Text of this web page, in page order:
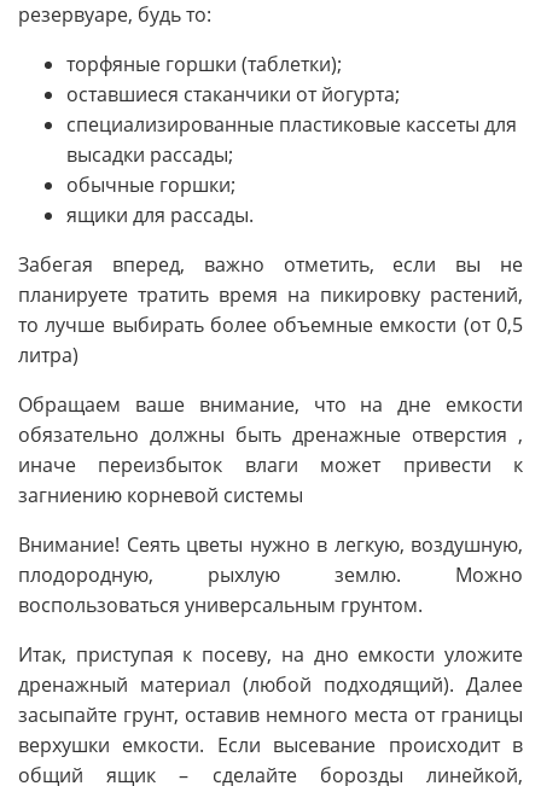
резервуаре, будь то:
торфяные горшки (таблетки);
оставшиеся стаканчики от йогурта;
специализированные пластиковые кассеты для
высадки рассады;
обычные горшки;
ящики для рассады.
Забегая вперед, важно отметить, если вы не
планируете тратить время на пикировку растений,
то лучше выбирать более объемные емкости (от 0,5
литра)
Обращаем ваше внимание, что на дне емкости
обязательно должны быть дренажные отверстия ,
иначе переизбыток влаги может привести к
загниению корневой системы
Внимание! Сеять цветы нужно в легкую, воздушную,
плодородную, рыхлую землю. Можно
воспользоваться универсальным грунтом.
Итак, приступая к посеву, на дно емкости уложите
дренажный материал (любой подходящий). Далее
засыпайте грунт, оставив немного места от границы
верхушки емкости. Если высевание происходит в
общий ящик – сделайте борозды линейкой,